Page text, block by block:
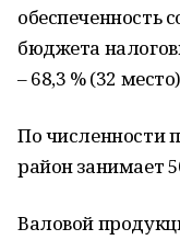
обеспеченность
бюджета
– 68,3 % (32
По численности
район занимает
Валовой